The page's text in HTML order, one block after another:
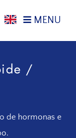
MENU
/
de hormonas e